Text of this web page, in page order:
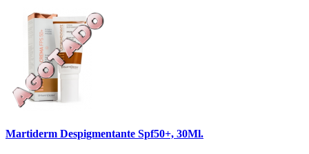
Martiderm Despigmentante Spf50+, 30Ml.